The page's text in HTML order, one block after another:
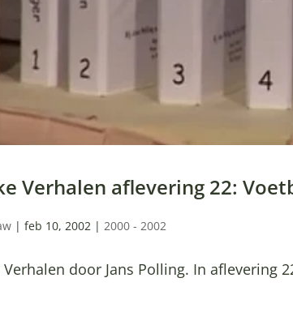
Verhalen aflevering 22:
|feb 10, 2002 | 2000 - 2002
Verhalen door Jans Polling. In aflevering